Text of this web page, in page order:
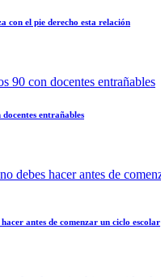
con el pie derecho esta relación
entrañables
antes de comenzar un ciclo escolar